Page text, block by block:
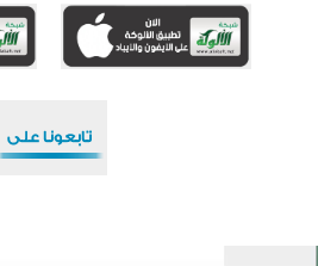
اختتام الدورة التاسعة لمسابقة حفظ وتلاوة